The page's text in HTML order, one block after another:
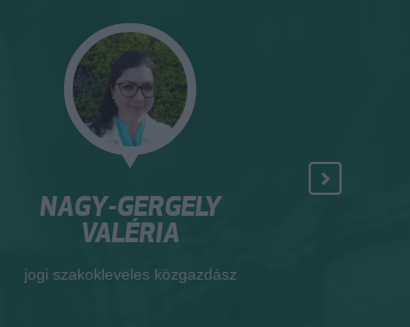
NAGY-GERGELY
VALÉRIA
jogi szakokleveles közgazdász